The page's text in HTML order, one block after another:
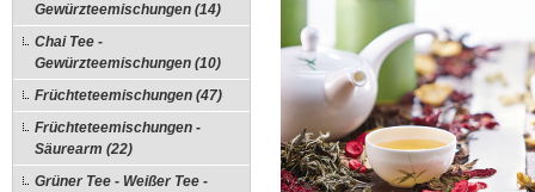
Gewürzteemischungen (14)
Chai Tee -
Gewürzteemischungen (10)
Früchteteemischungen (47)
Früchteteemischungen -
Säurearm (22)
Grüner Tee - Weißer Tee -